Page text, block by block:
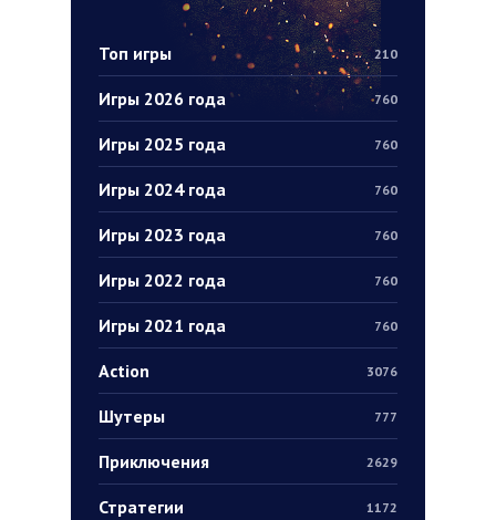
Топ игры 210
Игры 2026 года 760
Игры 2025 года 760
Игры 2024 года 760
Игры 2023 года 760
Игры 2022 года 760
Игры 2021 года 760
Action 3076
Шутеры 777
Приключения 2629
Стратегии 1172